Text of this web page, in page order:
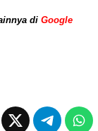
di Google